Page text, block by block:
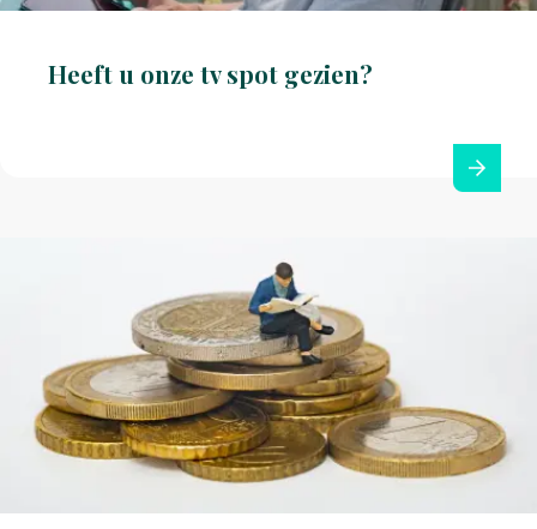
Heeft u onze tv spot gezien?